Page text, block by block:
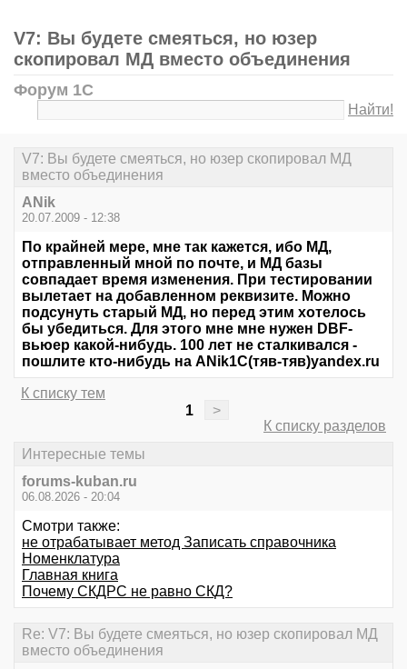
V7: Вы будете смеяться, но юзер
скопировал МД вместо объединения
Форум 1С
Найти!
V7: Вы будете смеяться, но юзер скопировал МД
вместо объединения
ANik
20.07.2009 - 12:38
По крайней мере, мне так кажется, ибо МД,
отправленный мной по почте, и МД базы
совпадает время изменения. При тестировании
вылетает на добавленном реквизите. Можно
подсунуть старый МД, но перед этим хотелось
бы убедиться. Для этого мне мне нужен DBF-
вьюер какой-нибудь. 100 лет не сталкивался -
пошлите кто-нибудь на ANik1C(тяв-тяв)yandex.ru
К списку тем
1
>
К списку разделов
Интересные темы
forums-kuban.ru
06.08.2026 - 20:04
Смотри также:
не отрабатывает метод Записать справочника
Номенклатура
Главная книга
Почему СКДРС не равно СКД?
Re: V7: Вы будете смеяться, но юзер скопировал МД
вместо объединения